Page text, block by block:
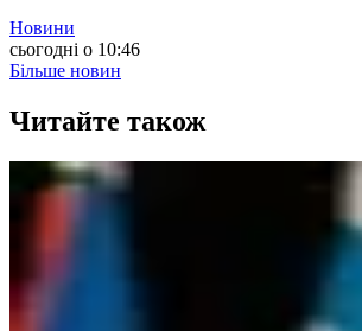
Новини
сьогодні о 10:46
Більше новин
Читайте також